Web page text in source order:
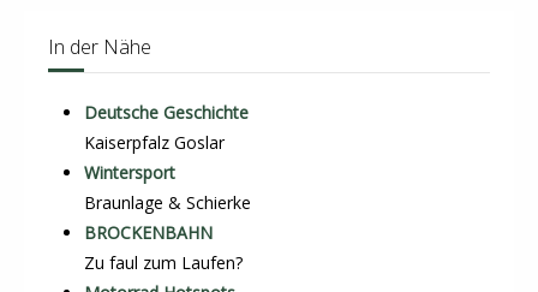
In der Nähe
Deutsche Geschichte
Kaiserpfalz Goslar
Wintersport
Braunlage & Schierke
BROCKENBAHN
Zu faul zum Laufen?